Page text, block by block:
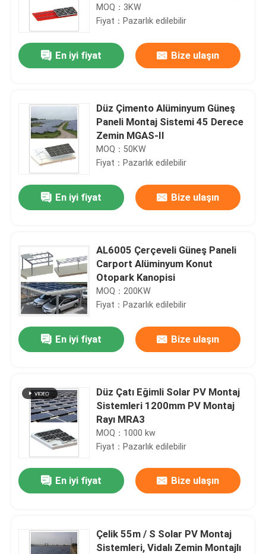
MRA1
MOQ：3KW
Fiyat：Pazarlık edilebilir
En iyi fiyat Bize ulaşın
Düz Çimento Alüminyum Güneş
Paneli Montaj Sistemi 45 Derece
Zemin MGAS-II
MOQ：50KW
Fiyat：Pazarlık edilebilir
En iyi fiyat Bize ulaşın
AL6005 Çerçeveli Güneş Paneli
Carport Alüminyum Konut
Otopark Kanopisi
MOQ：200KW
Fiyat：Pazarlık edilebilir
En iyi fiyat Bize ulaşın
Düz Çatı Eğimli Solar PV Montaj
Sistemleri 1200mm PV Montaj
Rayı MRA3
MOQ：1000 kw
Fiyat：Pazarlık edilebilir
En iyi fiyat Bize ulaşın
Çelik 55m / S Solar PV Montaj
Sistemleri, Vidalı Zemin Montajlı